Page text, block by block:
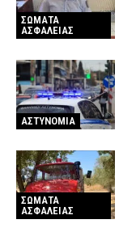
ΣΩΜΑΤΑ
ΑΣΦΑΛΕΙΑΣ
ΑΣΤΥΝΟΜΙΑ
ΣΩΜΑΤΑ
ΑΣΦΑΛΕΙΑΣ